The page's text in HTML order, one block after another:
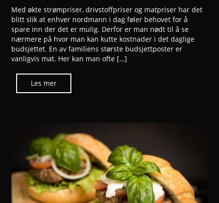
Med økte strømpriser, drivstoffpriser og matpriser har det
blitt slik at enhver nordmann i dag føler behovet for å
spare inn der det er mulig. Derfor er man nødt til å se
nærmere på hvor man kan kutte kostnader i det daglige
budsjettet. En av familiens største budsjettposter er
vanligvis mat. Her kan man ofte […]